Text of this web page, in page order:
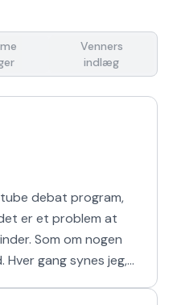
Venners
indlæg
debat program,
er et problem at
Som om nogen